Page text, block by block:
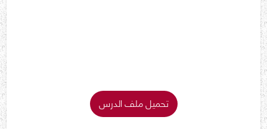
تحميل ملف الدرس